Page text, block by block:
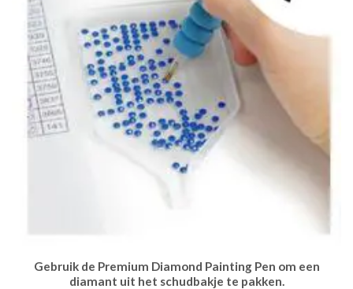
Gebruik de Premium Diamond Painting Pen om een
diamant uit het schudbakje te pakken.